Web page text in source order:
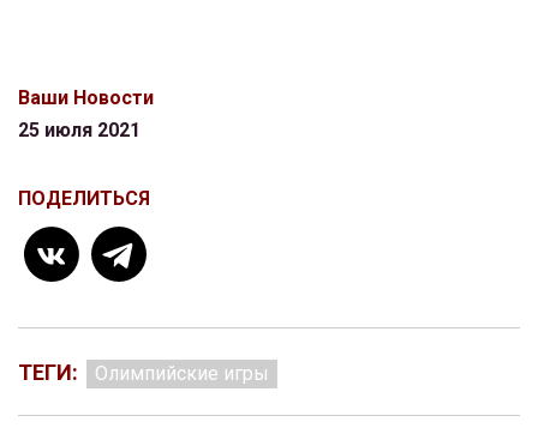
Ваши Новости
25 июля 2021
ПОДЕЛИТЬСЯ
ТЕГИ: Олимпийские игры